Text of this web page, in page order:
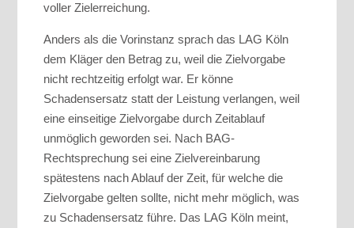
voller Zielerreichung.
Anders als die Vorinstanz sprach das LAG Köln
dem Kläger den Betrag zu, weil die Zielvorgabe
nicht rechtzeitig erfolgt war. Er könne
Schadensersatz statt der Leistung verlangen, weil
eine einseitige Zielvorgabe durch Zeitablauf
unmöglich geworden sei. Nach BAG-
Rechtsprechung sei eine Zielvereinbarung
spätestens nach Ablauf der Zeit, für welche die
Zielvorgabe gelten sollte, nicht mehr möglich, was
zu Schadensersatz führe. Das LAG Köln meint,